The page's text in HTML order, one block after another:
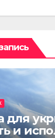
для
и